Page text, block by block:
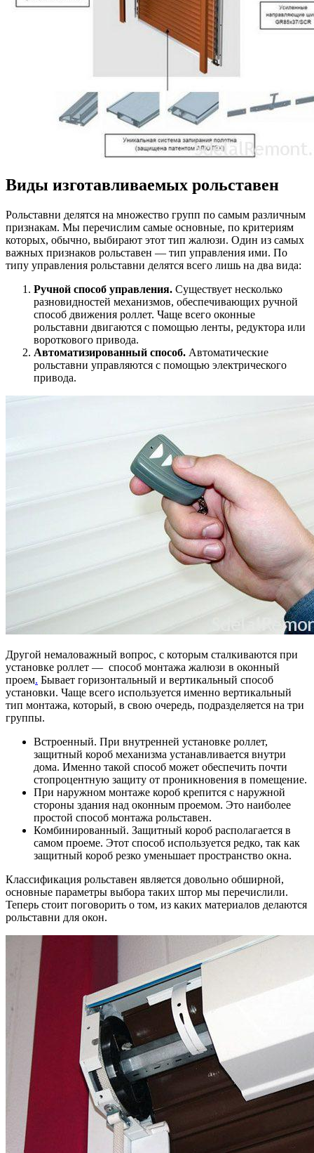
Виды изготавливаемых рольставен
Рольставни делятся на множество групп по самым различным
признакам. Мы перечислим самые основные, по критериям
которых, обычно, выбирают этот тип жалюзи. Один из самых
важных признаков рольставен — тип управления ими. По
типу управления рольставни делятся всего лишь на два вида:
Ручной способ управления. Существует несколько
разновидностей механизмов, обеспечивающих ручной
способ движения роллет. Чаще всего оконные
рольставни двигаются с помощью ленты, редуктора или
вороткового привода.
Автоматизированный способ. Автоматические
рольставни управляются с помощью электрического
привода.
Другой немаловажный вопрос, с которым сталкиваются при
установке роллет — способ монтажа жалюзи в оконный
проем. Бывает горизонтальный и вертикальный способ
установки. Чаще всего используется именно вертикальный
тип монтажа, который, в свою очередь, подразделяется на три
группы.
Встроенный. При внутренней установке роллет,
защитный короб механизма устанавливается внутри
дома. Именно такой способ может обеспечить почти
стопроцентную защиту от проникновения в помещение.
При наружном монтаже короб крепится с наружной
стороны здания над оконным проемом. Это наиболее
простой способ монтажа рольставен.
Комбинированный. Защитный короб располагается в
самом проеме. Этот способ используется редко, так как
защитный короб резко уменьшает пространство окна.
Классификация рольставен является довольно обширной,
основные параметры выбора таких штор мы перечислили.
Теперь стоит поговорить о том, из каких материалов делаются
рольставни для окон.